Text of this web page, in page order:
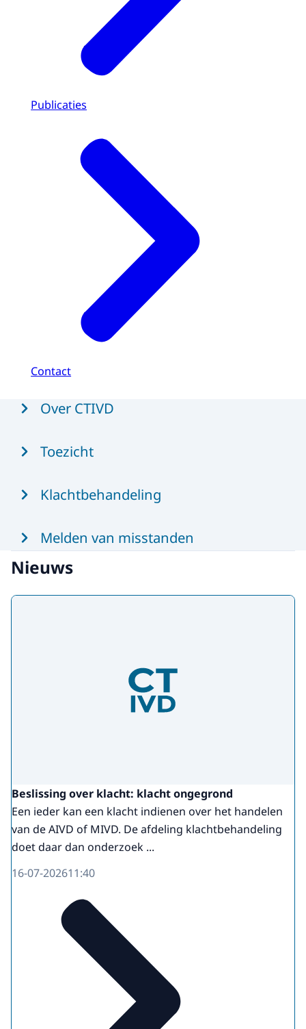
Publicaties
Contact
MenuOver CTIVD
Toezicht
Klachtbehandeling
Melden van misstanden
Nieuws
Beslissing over klacht: klacht ongegrond
Een ieder kan een klacht indienen over het handelen
van de AIVD of MIVD. De afdeling klachtbehandeling
doet daar dan onderzoek ...
16-07-202611:40